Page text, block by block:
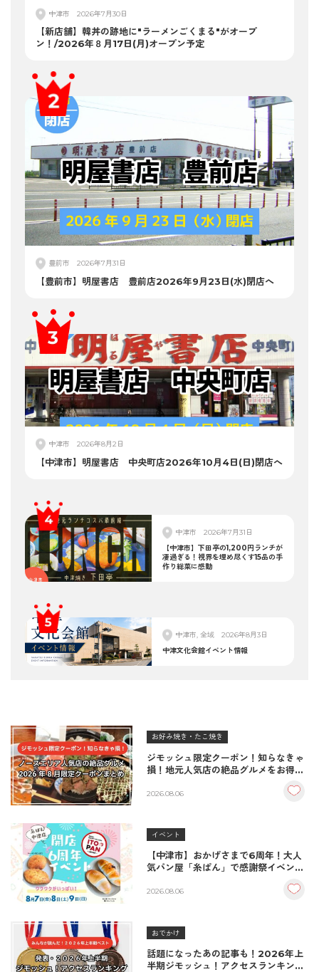
中津市 2026年7月30日
【新店舗】韓丼の跡地に"ラーメンごくまる"がオープ
ン！/2026年８月17日(月)オープン予定
豊前市 2026年7月31日
【豊前市】明屋書店 豊前店2026年9月23日(水)閉店へ
中津市 2026年8月2日
【中津市】明屋書店 中央町店2026年10月4日(日)閉店へ
中津市
2026年7月31日
【中津市】下田亭の1,200円ランチが
凄過ぎる！視界を埋め尽くす15品の手
作り総菜に感動
中津市, 全域
2026年8月3日
中津文化会館イベント情報
お好み焼き・たこ焼き
ジモッシュ限定クーポン！知らなきゃ
損！地元人気店の絶品グルメをお得に
2026.08.06
イベント
【中津市】おかげさまで6周年！大人
気パン屋「糸ぱん」で感謝祭イベント
♪（8/7〜8/9）
2026.08.06
おでかけ
話題になったあの記事も！2026年上
半期ジモッシュ！アクセスランキング